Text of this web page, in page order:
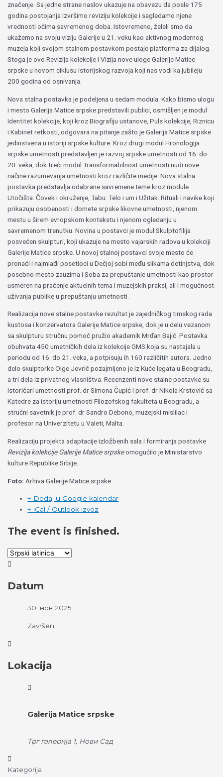
značenje. Sa jedne strane naslov ukazuje na obavezu da posle 175
godina postojanja izvršimo reviziju kolekcije i sagledamo njene
vrednosti očima savremenog doba. Istovremeno, želeli smo da
ukažemo na svoju viziju Galerije u 21. veku kao aktivnog modernog
muzeja koji svojom stalnom postavkom postaje platforma za dijalog.
Stoga je ovo Revizija kolekcije i Vizija nove uloge Galerije Matice
srpske u novom ciklusu istorijskog razvoja koji nas vodi ka jubileju
200 godina od osnivanja.
Nova stalna postavka je podeljena u sedam modula. Kako bismo ulogu
i mesto Galerija Matice srpske predstavili publici, osmišljen je modul
Identitet kolekcije, koji kroz Biografiju ustanove, Puls kolekcije, Riznicu
i Kabinet retkosti, odgovara na pitanje zašto je Galerija Matice srpske
jedinstvena u istoriji srpske kulture. Kroz drugi modul Hronologija
srpske umetnosti predstavljen je razvoj srpske umetnosti od 16. do
20. veka, dok treći modul Transformabilnost umetnosti nudi nove
načine razumevanja umetnosti kroz različite medije. Nova stalna
postavka predstavlja odabrane savremene teme kroz module
Utočišta: Čovek i okruženje, Tabu: Telo i um i Užitak: Rituali i navike koji
prikazuju osobenosti i domete srpske likovne umetnosti, njenom
mestu u širem evropskom kontekstu i njenom ogledanju u
savremenom trenutku. Novina u postavci je modul Skulptofilija
posvećen skulpturi, koji ukazuje na mesto vajarskih radova u kolekciji
Galerije Matice srpske. U novoj stalnoj postavci svoje mesto će
pronaći i najmlađi posetioci u Dečjoj sobi među slikama detinjstva, dok
posebno mesto zauzima i Soba za prepuštanje umetnosti kao prostor
usmeren na praćenje aktuelnih tema i muzejskih praksi, ali i mogućnost
uživanja publike u prepuštanju umetnosti.
Realizacija nove stalne postavke rezultat je zajedničkog timskog rada
kustosa i konzervatora Galerije Matice srpske, dok je u delu vezanom
sa skulpturu stručnu pomoć pružio akademik Mrđan Bajić. Postavka
obuhvata 450 umetničkih dela iz kolekcije GMS koja su nastajala u
periodu od 16. do 21. veka, a potpisuju ih 160 različitih autora. Jedno
delo skulptorke Olge Jevrić pozajmljeno je iz Kuće legata u Beogradu,
a tri dela iz privatnog vlasništva. Recenzenti nove stalne postavke su
istoričari umetnosti prof. dr Simona Čupić i prof. dr Nikola Krstović sa
Katedre za istoriju umetnosti Filozofskog fakulteta u Beogradu, a
stručni savetnik je prof. dr Sandro Debono, muzejski mislilac i
profesor na Univerzitetu u Valeti, Malta.
Realizaciju projekta adaptacije izložbenih sala i formiranja postavke
Revizija kolekcije Galerije Matice srpskeomogućilo je Ministarstvo
kulture Republike Srbije.
Foto: Arhiva Galerije Matice srpske
+ Dodaj u Google kalendar
+ iCal / Outlook izvoz
The event is finished.
Datum
30. нов 2025.
Završen!
Lokacija
Galerija Matice srpske
Трг галерија 1, Нови Сад
Kategorija